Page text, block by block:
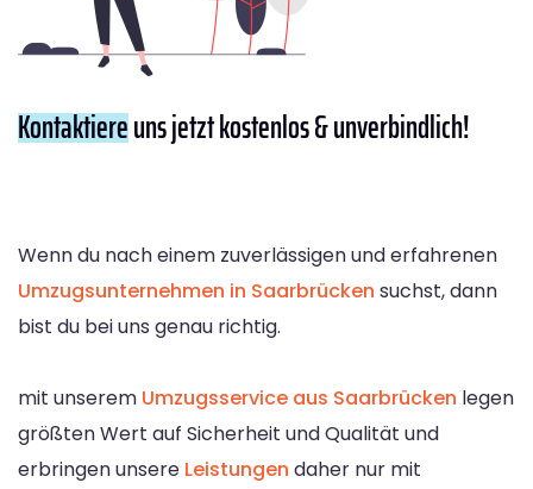
Kontaktiereuns jetzt kostenlos & unverbindlich!
Wenn du nach einem zuverlässigen und erfahrenen
Umzugsunternehmen in Saarbrücken suchst, dann
bist du bei uns genau richtig.
mit unserem Umzugsservice aus Saarbrücken legen
größten Wert auf Sicherheit und Qualität und
erbringen unsere Leistungen daher nur mit